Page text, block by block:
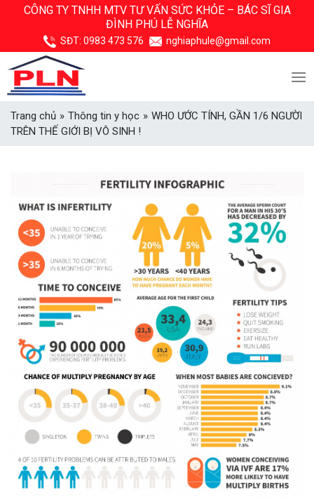
CÔNG TY TNHH MTV TƯ VẤN SỨC KHỎE – BÁC SĨ GIA
ĐÌNH PHÚ LỄ NGHĨA
SĐT: 0983 473 576 nghiaphule@gmail.com
Trang chủ » Thông tin y học » WHO ƯỚC TÍNH, GẦN 1/6 NGƯỜI
TRÊN THẾ GIỚI BỊ VÔ SINH !